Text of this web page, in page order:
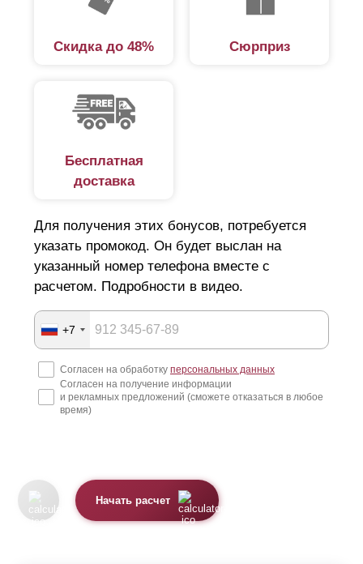
Скидка до 48% Сюрприз
Бесплатная
доставка
Для получения этих бонусов, потребуется
указать промокод. Он будет выслан на
указанный номер телефона вместе с
расчетом. Подробности в видео.
+7
Согласен на обработку персональных данных
Согласен на получение информации
и рекламных предложений (сможете отказаться в любое
время)
Начать расчет